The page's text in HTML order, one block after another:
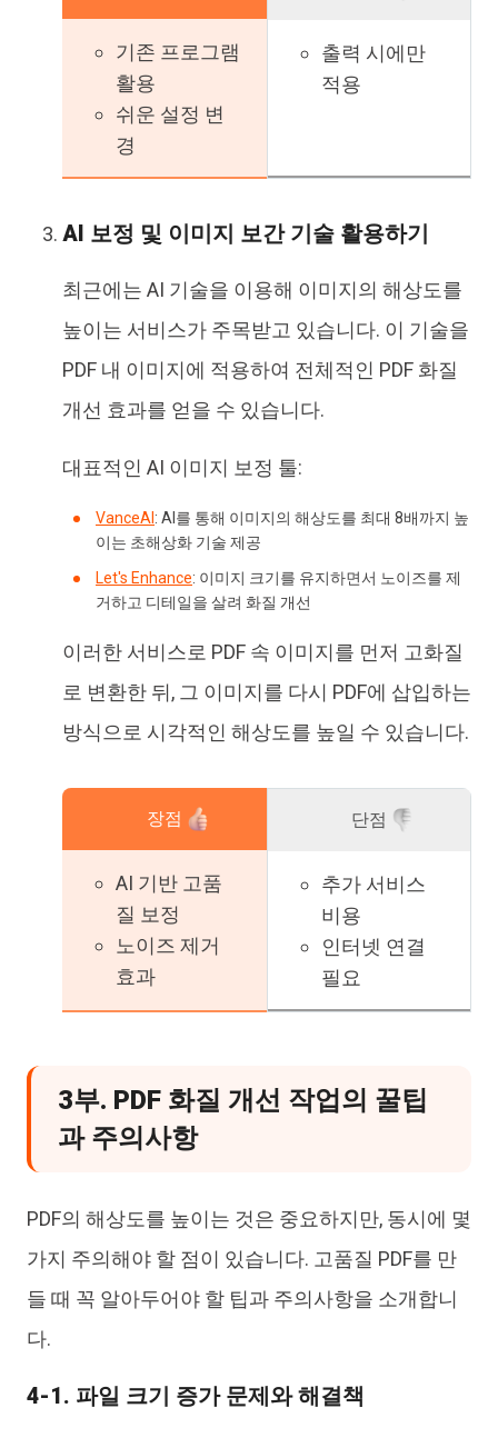
기존 프로그램
활용
쉬운 설정 변
경
출력 시에만
적용
AI 보정 및 이미지 보간 기술 활용하기
최근에는 AI 기술을 이용해 이미지의 해상도를
높이는 서비스가 주목받고 있습니다. 이 기술을
PDF 내 이미지에 적용하여 전체적인 PDF 화질
개선 효과를 얻을 수 있습니다.
대표적인 AI 이미지 보정 툴:
VanceAI : AI를 통해 이미지의 해상도를 최대 8배까지 높
이는 초해상화 기술 제공
Let's Enhance: 이미지 크기를 유지하면서 노이즈를 제
거하고 디테일을 살려 화질 개선
이러한 서비스로 PDF 속 이미지를 먼저 고화질
로 변환한 뒤, 그 이미지를 다시 PDF에 삽입하는
방식으로 시각적인 해상도를 높일 수 있습니다.
장점
AI 기반 고품
질 보정
노이즈 제거
효과
단점
추가 서비스
비용
인터넷 연결
필요
3부. PDF 화질 개선 작업의 꿀팁
과 주의사항
PDF의 해상도를 높이는 것은 중요하지만, 동시에 몇
가지 주의해야 할 점이 있습니다. 고품질 PDF를 만
들 때 꼭 알아두어야 할 팁과 주의사항을 소개합니
다.
4-1. 파일 크기 증가 문제와 해결책